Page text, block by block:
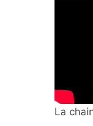
La